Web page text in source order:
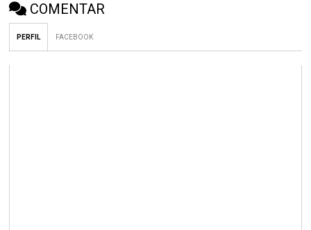
COMENTAR
PERFIL FACEBOOK